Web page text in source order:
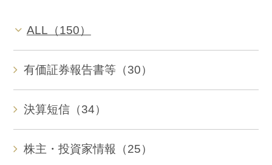
ALL（150）
有価証券報告書等（30）
決算短信（34）
株主・投資家情報（25）